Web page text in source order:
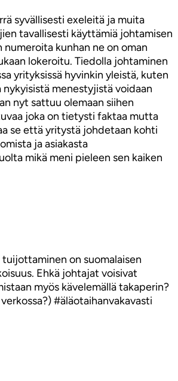
syvällisesti exeleitä ja muita
tavallisesti käyttämiä johtamisen
numeroita kunhan ne on oman
lokeroitu. Tiedolla johtaminen
yrityksissä hyvinkin yleistä, kuten
menestyjistä voidaan
nyt sattuu olemaan siihen
joka on tietysti faktaa mutta
se että yritystä johdetaan kohti
ja asiakasta
mikä meni pieleen sen kaiken
on suomalaisen
Ehkä johtajat voisivat
myös kävelemällä takaperin?
#äläotaihanvakavasti